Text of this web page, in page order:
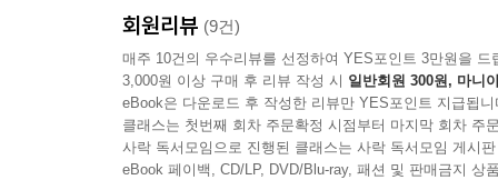
때로는 무언가를 위해 몇 년을 보낸 후에야 마침
괴적이고 혼란스럽고 방향 감각을 잃게 만든다.
세우고 그 목표를 계속 추구한다. 그것이 우리가
래 걸려서 마침내 ‘그곳에’ 도달할 때쯤에는 전체
- 16. 비행 : 여정을 지속할 힘을 얻는 법 중에서
것을 알면서도 스스로 그 안에 머물러 있기도 한
먹거나 용기를 내거나 둘 중 하나가 아니라 보통
돌아보고 날아가는 것이 아니다. 새장 문이 열리
용기를 내서 새장 밖으로 나갔다가도 얼른 다시
새장 문을 열어주는 8개의 열쇠
회원리뷰 (9건)
매주 10건의 우수리뷰를 선정하여 YES포인트 3만원을 드
3,000원 이상 구매 후 리뷰 작성 시 일반회원 300원, 마니
eBook은 다운로드 후 작성한 리뷰만 YES포인트 지급됩니
클래스는 첫번째 회차 주문확정 시점부터 마지막 회차 주
사락 독서모임으로 진행된 클래스는 사락 독서모임 게시
eBook 페이백, CD/LP, DVD/Blu-ray, 패션 및 판매금지 상